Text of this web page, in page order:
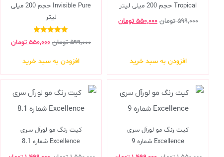
Tropical حجم 200 میلی لیتر
۵۹۹,۰۰۰ تومان ۵۵۰,۰۰۰ تومان
افزودن به سبد خرید
Invisible Pure حجم 200 میلی
لیتر
5.00
۵۹۹,۰۰۰ تومان ۵۵۰,۰۰۰ تومان
افزودن به سبد خرید
کیت رنگ مو لورآل سری
Excellence شماره 9
کیت رنگ مو لورآل سری
Excellence شماره 8.1